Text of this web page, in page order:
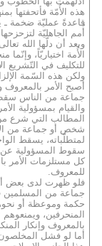
هذه الأُمّة فأتحفتها
قاعدةً عمليّة ضخمة ـ
أُمم الجاهليّة
وبعد أن دلّها الله
الأُمة اختياريّاً،
للتكليف في التّشريع
ولكن هذه السّمة
أصبح الأمر
جماعة من الناس
والقيام بمسؤولية
المطالب التي شرع
شخص أو جماعة من
لمتطلّباته، يسقط
سقوط المسؤولية عن
كل مستلزمات الأمر
للمعروف.
فلو ظهرت لدى بعض
جماعة من المسلمين
حكمة وموعظة أو
المنحرفين،
بالمعروف وإنكار
أما لو فشل